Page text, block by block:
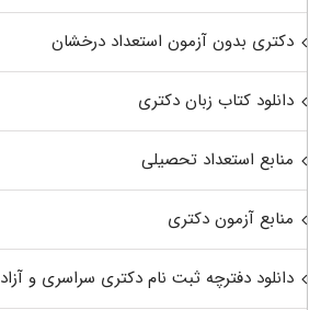
دکتری بدون آزمون استعداد درخشان
دانلود کتاب زبان دکتری
منابع استعداد تحصیلی
منابع آزمون دکتری
دانلود دفترچه ثبت نام دکتری سراسری و آزاد